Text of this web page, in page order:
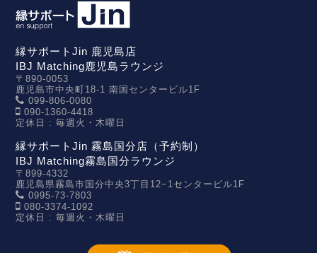
縁サポートJin 鹿児島店
IBJ Matching鹿児島ラウンジ
〒890-0053
鹿児島市中央町18-1 南国センタービル1F
099-806-0080
090-1360-4418
定休日 : 毎週火・木曜日
縁サポートJin 霧島国分店（予約制）
IBJ Matching霧島国分ラウンジ
〒899-4332
鹿児島県霧島市国分中央3丁目12−1センタービル1F
0995-73-7803
080-3374-1092
定休日 : 毎週火・木曜日